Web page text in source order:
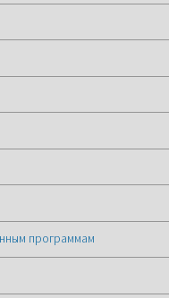
программам